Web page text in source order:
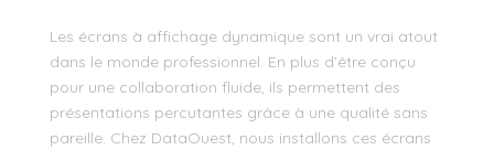
Les écrans à affichage dynamique sont un vrai atout
dans le monde professionnel. En plus d’être conçu
pour une collaboration fluide, ils permettent des
présentations percutantes grâce à une qualité sans
pareille. Chez DataOuest, nous installons ces écrans